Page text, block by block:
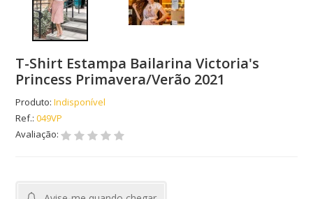
T-Shirt Estampa Bailarina Victoria's
Princess Primavera/Verão 2021
Produto: Indisponível
Ref.:049VP
Avaliação: